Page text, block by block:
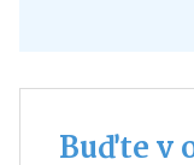
Buďte v